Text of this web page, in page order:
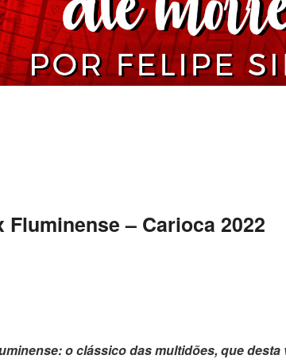
Felipe
Fluminense – Carioca 2022
o clássico das multidões, que